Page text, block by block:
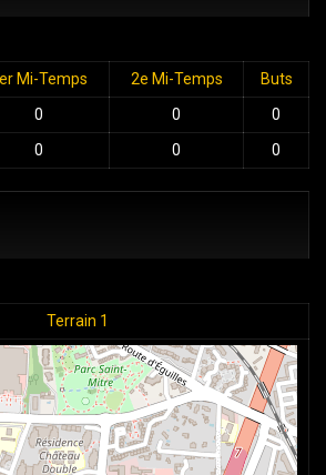
Mi-Temps 2e Mi-Temps
Buts
0 0
0
0 0 0
Terrain 1